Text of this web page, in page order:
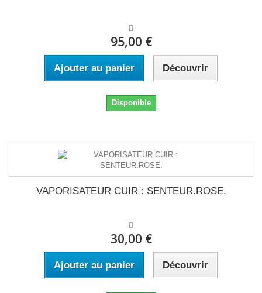
95,00 €
Ajouter au panier Découvrir
Disponible
VAPORISATEUR CUIR : SENTEUR.ROSE.
30,00 €
Ajouter au panier Découvrir